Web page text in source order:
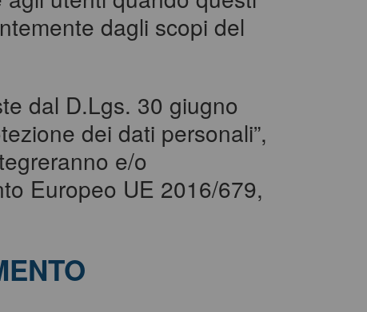
dagli scopi del
dal D.Lgs. 30 giugno
dei dati personali”,
e/o
Europeo UE 2016/679,